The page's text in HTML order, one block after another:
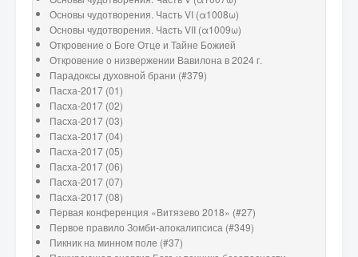
Основы чудотворения. Часть VI (α1008ω)
Основы чудотворения. Часть VII (α1009ω)
Откровение о Боге Отце и Тайне Божией
Откровение о низвержении Вавилона в 2024 г.
Парадоксы духовной брани (#379)
Пасха-2017 (01)
Пасха-2017 (02)
Пасха-2017 (03)
Пасха-2017 (04)
Пасха-2017 (05)
Пасха-2017 (06)
Пасха-2017 (07)
Пасха-2017 (08)
Первая конференция «Витязево 2018» (#27)
Первое правило Зомби-апокалипсиса (#349)
Пикник на минном поле (#37)